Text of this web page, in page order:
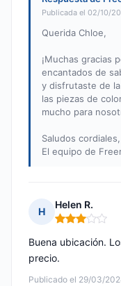
Publicada el 02/10/
Querida Chloe,
¡Muchas gracias
encantados de
y disfrutaste de
las piezas de
mucho para
Saludos cordiales,
El equipo de
H
Helen R.
Nota: 3 de 5
Publicado el 29/03/
Buena ubicación.
precio.